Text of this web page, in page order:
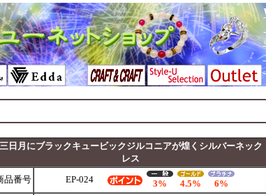
三日月にブラックキュービックジルコニアが煌くシルバーネック
レス
品番号
EP-024 3% 4.5%
6%